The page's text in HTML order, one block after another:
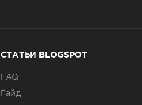
СТАТЬИ BLOGSPOT
FAQ
Гайд